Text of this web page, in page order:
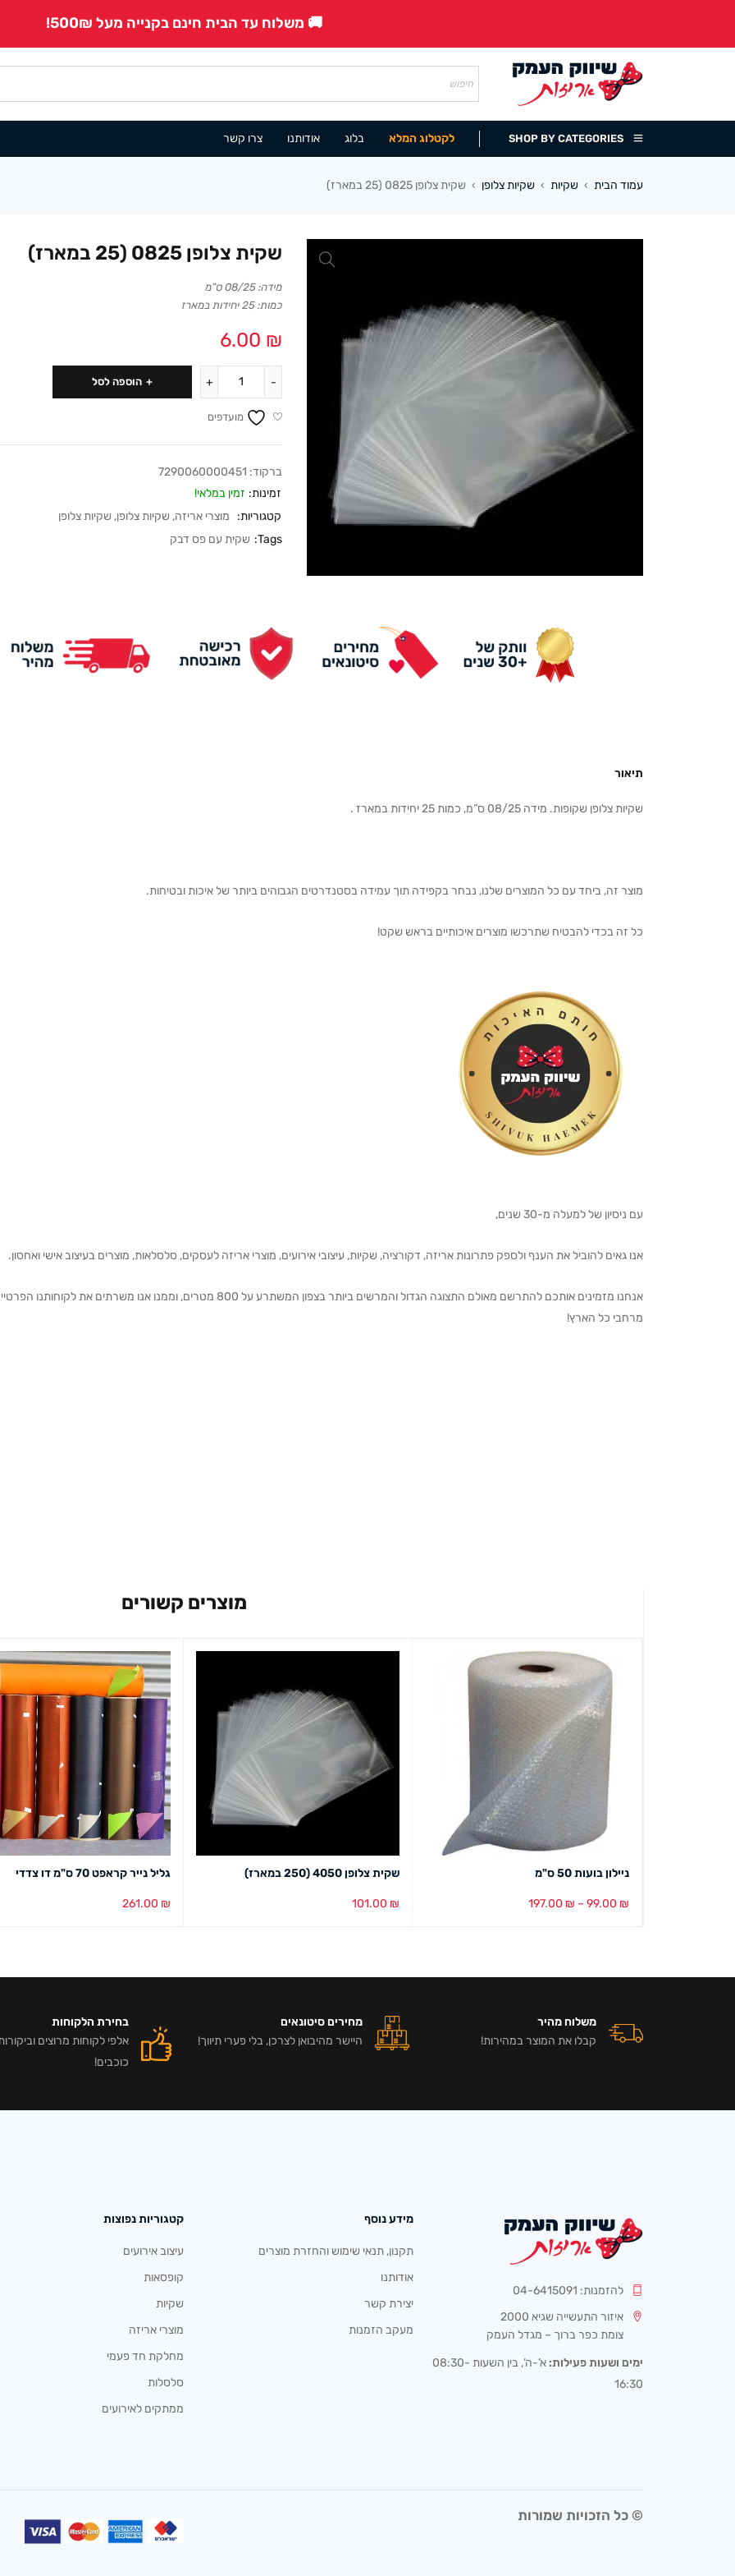
🚚 משלוח עד הבית חינם בקנייה מעל 500₪!
SHOP BY CATEGORIES לקטלוג המלא בלוג אודותנו צרו קשר
עמוד הבית › שקיות › שקיות צלופן › שקית צלופן 0825 (25 במארז)
שקית צלופן 0825 (25 במארז)
מידה: 08/25 ס”מ
כמות: 25 יחידות במארז
6.00 ₪
הוספה לסל
מועדפים
ברקוד: 7290060000451
זמינות: זמין במלאי!
קטגוריות:
מוצרי אריזה, שקיות צלופן, שקיות צלופן
Tags: שקית עם פס דבק
תיאור
שקיות צלופן שקופות. מידה 08/25 ס”מ, כמות 25 יחידות במארז .
מוצר זה, ביחד עם כל המוצרים שלנו, נבחר בקפידה תוך עמידה בסטנדרטים הגבוהים ביותר של איכות ובטיחות.
כל זה בכדי להבטיח שתרכשו מוצרים איכותיים בראש שקט!
עם ניסיון של למעלה מ-30 שנים,
אנו גאים להוביל את הענף ולספק פתרונות אריזה, דקורציה, שקיות, עיצובי אירועים, מוצרי אריזה לעסקים, סלסלאות, מוצרים בעיצוב אישי ואחסון.
אנחנו מזמינים אותכם להתרשם מאולם התצוגה הגדול והמרשים ביותר בצפון המשתרע על 800 מטרים, וממנו אנו משרתים
מרחבי כל הארץ!
מוצרים קשורים
ניילון בועות 50 ס"מ
99.00 ₪
–
197.00 ₪
שקית צלופן 4050 (250 במארז)
101.00 ₪
גליל נייר קראפט 70 ס"מ דו צדדי
261.00 ₪
משלוח מהיר
קבלו את המוצר במהירות!
מחירים סיטונאים
היישר מהיבואן לצרכן, בלי פערי תיווך!
בחירת הלקוחות
כוכבים!
להזמנות: 04-6415091
איזור התעשייה שגיא 2000
צומת כפר ברוך – מגדל העמק
ימים ושעות פעילות:
א’-ה’, בין השעות 08:30-
16:30
מידע נוסף
תקנון, תנאי שימוש והחזרת מוצרים
אודותנו
יצירת קשר
מעקב הזמנות
קטגוריות נפוצות
עיצוב אירועים
קופסאות
שקיות
מוצרי אריזה
מחלקת חד פעמי
סלסלות
ממתקים לאירועים
© כל הזכויות שמורות